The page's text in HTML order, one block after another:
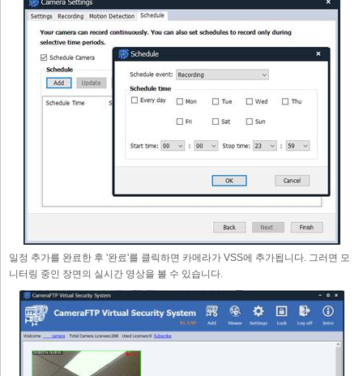
일정 추가를 완료한 후 '완료'를 클릭하면 카메라가 VSS에 추가됩니다. 그러면 모
니터링 중인 장면의 실시간 영상을 볼 수 있습니다.